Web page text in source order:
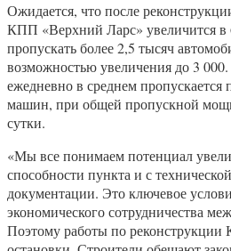
Ожидается, что после
КПП «Верхний Ларс» увеличится в
пропускать более 2,5 тысяч
возможностью увеличения до 3
ежедневно в среднем пропускается
машин, при общей пропускной
сутки.
«Мы все понимаем потенциал
способности пункта и с
документации. Это ключевое
экономического сотрудничества
Поэтому работы по